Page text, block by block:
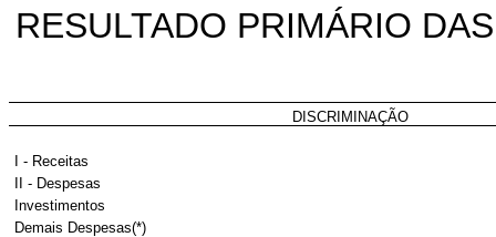
RESULTADO PRIMÁRIO
DISCRIMINAÇÃO
I - Receitas
II - Despesas
Investimentos
Demais Despesas(*)